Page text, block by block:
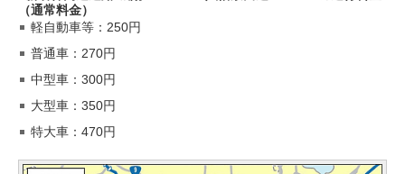
（通常料金）
軽自動車等：250円
普通車：270円
中型車：300円
大型車：350円
特大車：470円